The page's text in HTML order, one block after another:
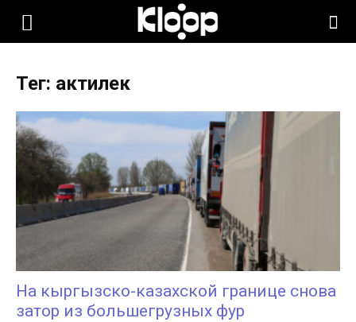
KLOOP.KG
Новости
Кыргызстана
Тег: актилек
На кыргызско-казахской границе снова
затор из большегрузных фур